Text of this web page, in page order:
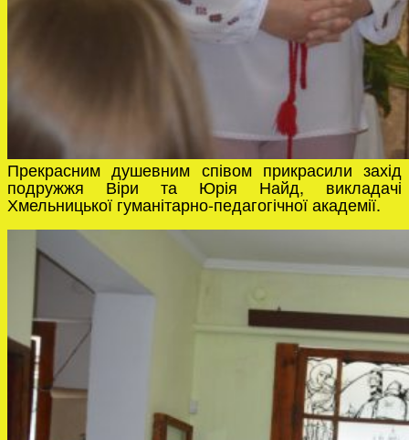
Прекрасним душевним співом прикрасили захід
подружжя Віри та Юрія Найд, викладачі
Хмельницької гуманітарно-педагогічної академії.